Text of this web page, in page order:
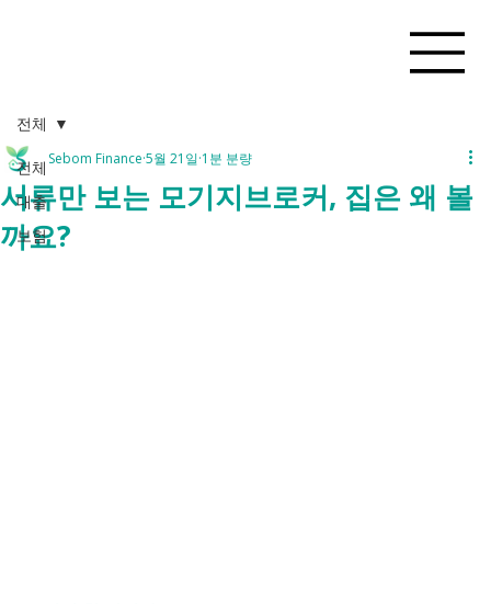
전체
대출
보험
전체
서류만 보는 모기지브로커, 집은 왜 볼
까요?
Sebom Finance 5월 21일 1분 분량